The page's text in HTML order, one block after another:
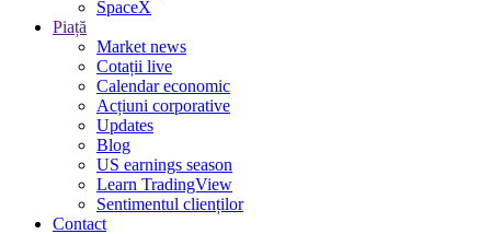
SpaceX
Piață
Market news
Cotații live
Calendar economic
Acțiuni corporative
Updates
Blog
US earnings season
Learn TradingView
Sentimentul clienților
Contact